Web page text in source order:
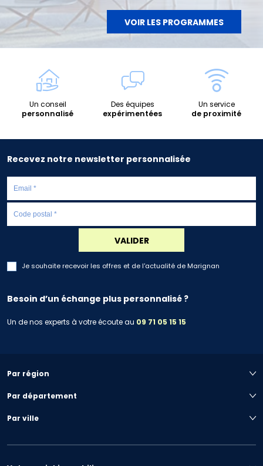
VOIR LES PROGRAMMES
Un conseil
personnalisé
Des équipes
expérimentées
Un service
de proximité
Recevez notre newsletter personnalisée
VALIDER
Je souhaite recevoir les offres et de l'actualité de Marignan
Besoin d’un échange plus personnalisé ?
Un de nos experts à votre écoute au 09 71 05 15 15
Par région
Par département
Par ville